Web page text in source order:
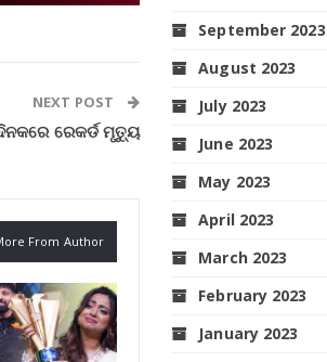
NEXT POST
ରେକର୍ଡ ମୃତ୍ୟୁ
From Author
September 2023
August 2023
July 2023
June 2023
May 2023
April 2023
March 2023
February 2023
January 2023